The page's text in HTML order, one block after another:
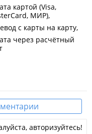
картой (Visa,
МИР)
с карты на карту
через расчётный
авторизуйтесь!